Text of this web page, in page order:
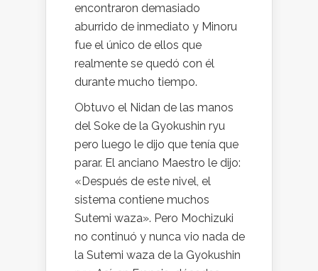
encontraron demasiado
aburrido de inmediato y Minoru
fue el único de ellos que
realmente se quedó con él
durante mucho tiempo.
Obtuvo el Nidan de las manos
del Soke de la Gyokushin ryu
pero luego le dijo que tenía que
parar. El anciano Maestro le dijo:
«Después de este nivel, el
sistema contiene muchos
Sutemi waza». Pero Mochizuki
no continuó y nunca vio nada de
la Sutemi waza de la Gyokushin